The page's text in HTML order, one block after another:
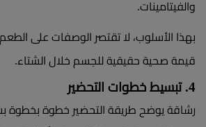
والفيتامينات.
بهذا الأسلوب، لا تقتصر الوصفات على
قيمة صحية حقيقية للجسم خلال الشتاء.
4. تبسيط خطوات التحضير
رشاقة يوضح طريقة التحضير خطوة بخطوة